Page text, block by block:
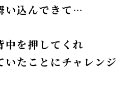
い込んできて…
中を押してくれ
いたことにチャレンジ